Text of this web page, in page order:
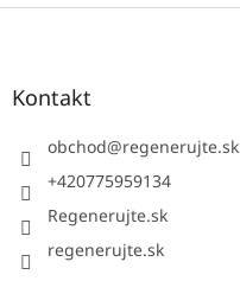
Z
Kontakt
obchod@regenerujte.sk
+420775959134
Regenerujte.sk
regenerujte.sk